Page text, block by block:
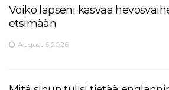
Voiko lapseni kasvaa
etsimään
August 6,2026